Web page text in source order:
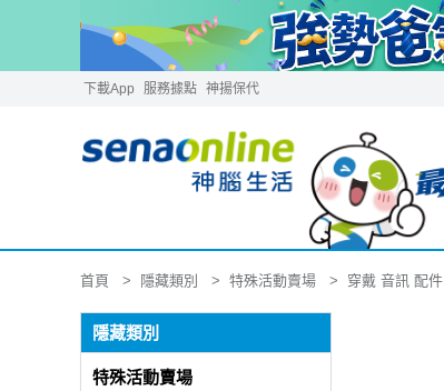
下載App 服務據點 神揚保代
首頁 隱藏類別 特殊活動賣場 穿戴 音訊 配件
隱藏類別
特殊活動賣場